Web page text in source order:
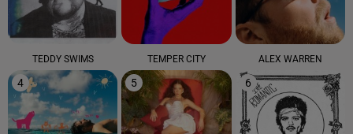
TEDDY SWIMS TEMPER CITY ALEX WARREN
4 5 6